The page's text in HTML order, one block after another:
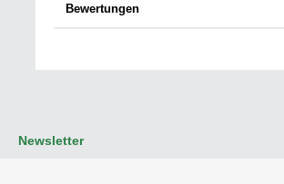
Bewertungen
Newsletter